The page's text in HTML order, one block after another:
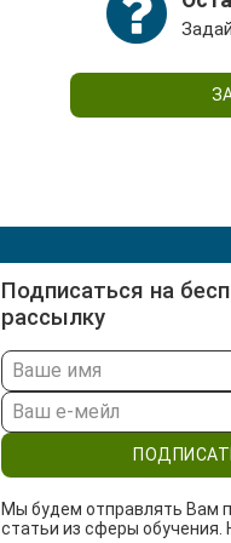
Подписаться на
рассылку
Мы будем отправлять Вам
статьи из сферы обучения.